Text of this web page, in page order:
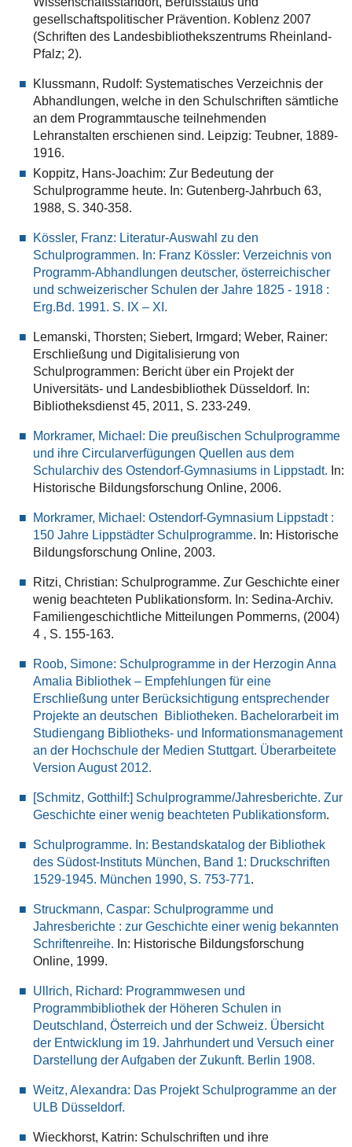
gesellschaftspolitischer Prävention. Koblenz 2007
(Schriften des Landesbibliothekszentrums Rheinland-
Pfalz; 2).
Klussmann, Rudolf: Systematisches Verzeichnis der
Abhandlungen, welche in den Schulschriften sämtliche
an dem Programmtausche teilnehmenden
Lehranstalten erschienen sind. Leipzig: Teubner, 1889-
1916.
Koppitz, Hans-Joachim: Zur Bedeutung der
Schulprogramme heute. In: Gutenberg-Jahrbuch 63,
1988, S. 340-358.
Kössler, Franz: Literatur-Auswahl zu den
Schulprogrammen. In: Franz Kössler: Verzeichnis von
Programm-Abhandlungen deutscher, österreichischer
und schweizerischer Schulen der Jahre 1825 - 1918 :
Erg.Bd. 1991. S. IX – XI.
Lemanski, Thorsten; Siebert, Irmgard; Weber, Rainer:
Erschließung und Digitalisierung von
Schulprogrammen: Bericht über ein Projekt der
Universitäts- und Landesbibliothek Düsseldorf. In:
Bibliotheksdienst 45, 2011, S. 233-249.
Morkramer, Michael: Die preußischen Schulprogramme
und ihre Circularverfügungen Quellen aus dem
Schularchiv des Ostendorf-Gymnasiums in Lippstadt. In:
Historische Bildungsforschung Online, 2006.
Morkramer, Michael: Ostendorf-Gymnasium Lippstadt :
150 Jahre Lippstädter Schulprogramme. In: Historische
Bildungsforschung Online, 2003.
Ritzi, Christian: Schulprogramme. Zur Geschichte einer
wenig beachteten Publikationsform. In: Sedina-Archiv.
Familiengeschichtliche Mitteilungen Pommerns, (2004)
4 , S. 155-163.
Roob, Simone: Schulprogramme in der Herzogin Anna
Amalia Bibliothek – Empfehlungen für eine
Erschließung unter Berücksichtigung entsprechender
Projekte an deutschen Bibliotheken. Bachelorarbeit im
Studiengang Bibliotheks- und Informationsmanagement
an der Hochschule der Medien Stuttgart. Überarbeitete
Version August 2012.
[Schmitz, Gotthilf:] Schulprogramme/Jahresberichte. Zur
Geschichte einer wenig beachteten Publikationsform.
Schulprogramme. In: Bestandskatalog der Bibliothek
des Südost-Instituts München, Band 1: Druckschriften
1529-1945. München 1990, S. 753-771.
Struckmann, Caspar: Schulprogramme und
Jahresberichte : zur Geschichte einer wenig bekannten
Schriftenreihe. In: Historische Bildungsforschung
Online, 1999.
Ullrich, Richard: Programmwesen und
Programmbibliothek der Höheren Schulen in
Deutschland, Österreich und der Schweiz. Übersicht
der Entwicklung im 19. Jahrhundert und Versuch einer
Darstellung der Aufgaben der Zukunft. Berlin 1908.
Weitz, Alexandra: Das Projekt Schulprogramme an der
ULB Düsseldorf.
Wieckhorst, Katrin: Schulschriften und ihre